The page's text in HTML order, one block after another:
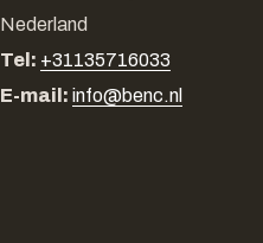
Nederland
Tel: +31135716033
E-mail: info@benc.nl